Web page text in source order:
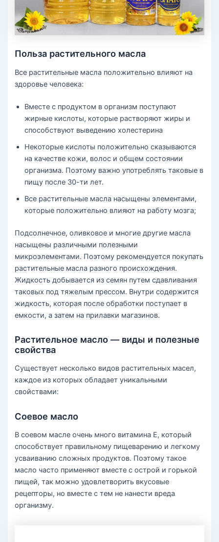
Польза растительного масла
Все растительные масла положительно влияют на
здоровье человека:
Вместе с продуктом в организм поступают
жирные кислоты, которые растворяют жиры и
способствуют выведению холестерина
Некоторые кислоты положительно сказываются
на качестве кожи, волос и общем состоянии
организма. Поэтому важно употреблять таковые в
пищу после 30-ти лет.
Все растительные масла насыщены элементами,
которые положительно влияют на работу мозга;
Подсолнечное, оливковое и многие другие масла
насыщены различными полезными
микроэлементами. Поэтому рекомендуется покупать
растительные масла разного происхождения.
Жидкость добывается из семян путем сдавливания
таковых под тяжелым прессом. Внутри содержится
жидкость, которая после обработки поступает в
емкости, а затем на прилавки магазинов.
Растительное масло — виды и полезные
свойства
Существует несколько видов растительных масел,
каждое из которых обладает уникальными
свойствами:
Соевое масло
В соевом масле очень много витамина Е, который
способствует правильному пищеварению и легкому
усваиванию сложных продуктов. Поэтому такое
масло часто применяют вместе с острой и горькой
пищей, так можно удовлетворить вкусовые
рецепторы, но вместе с тем не нанести вреда
организму.